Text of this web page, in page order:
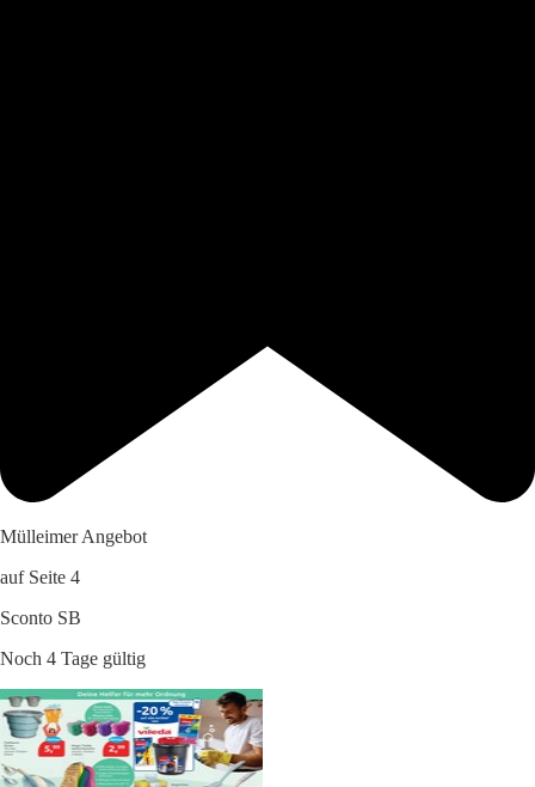
Mülleimer Angebot
auf Seite 4
Sconto SB
Noch 4 Tage gültig